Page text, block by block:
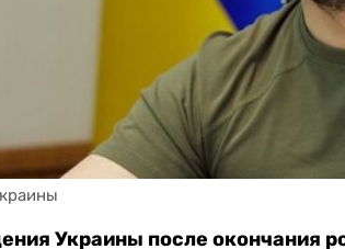
Украины после окончания